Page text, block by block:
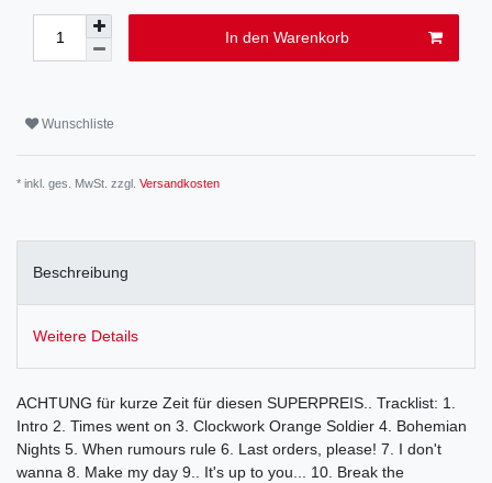
In den Warenkorb
Wunschliste
* inkl. ges. MwSt. zzgl. Versandkosten
Beschreibung
Weitere Details
ACHTUNG für kurze Zeit für diesen SUPERPREIS.. Tracklist: 1.
Intro 2. Times went on 3. Clockwork Orange Soldier 4. Bohemian
Nights 5. When rumours rule 6. Last orders, please! 7. I don't
wanna 8. Make my day 9.. It's up to you... 10. Break the